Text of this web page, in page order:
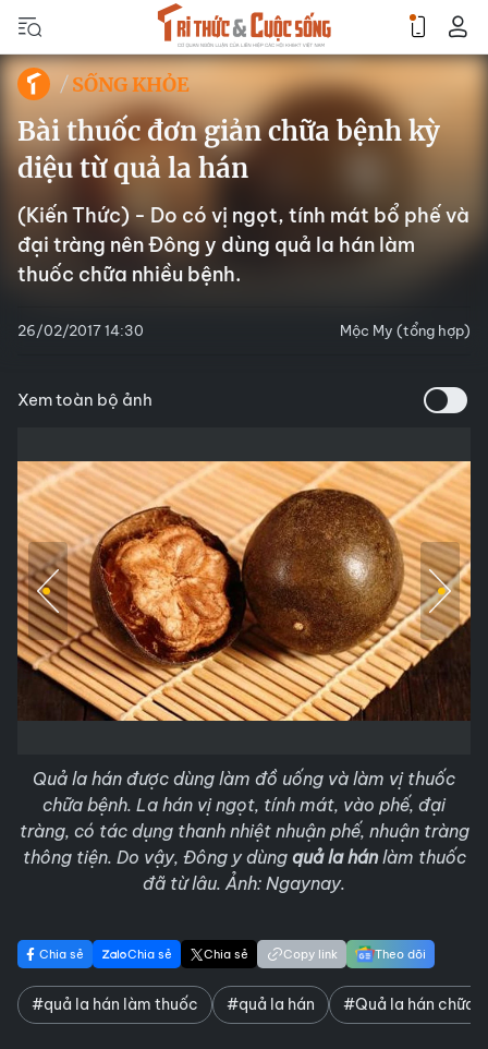
SỐNG KHỎE
Bài thuốc đơn giản chữa bệnh kỳ
diệu từ quả la hán
(Kiến Thức) - Do có vị ngọt, tính mát bổ phế và
đại tràng nên Đông y dùng quả la hán làm
thuốc chữa nhiều bệnh.
26/02/2017 14:30 Mộc My (tổng hợp)
Xem toàn bộ ảnh
Quả la hán được dùng làm đồ uống và làm vị thuốc
chữa bệnh. La hán vị ngọt, tính mát, vào phế, đại
tràng, có tác dụng thanh nhiệt nhuận phế, nhuận tràng
thông tiện. Do vậy, Đông y dùng quả la hánlàm thuốc
đã từ lâu. Ảnh: Ngaynay.
Chia sẻ Chia sẻ Chia sẻ Copy link Theo dõi
#quả la hán làm thuốc #quả la hán #Quả la hán chữa